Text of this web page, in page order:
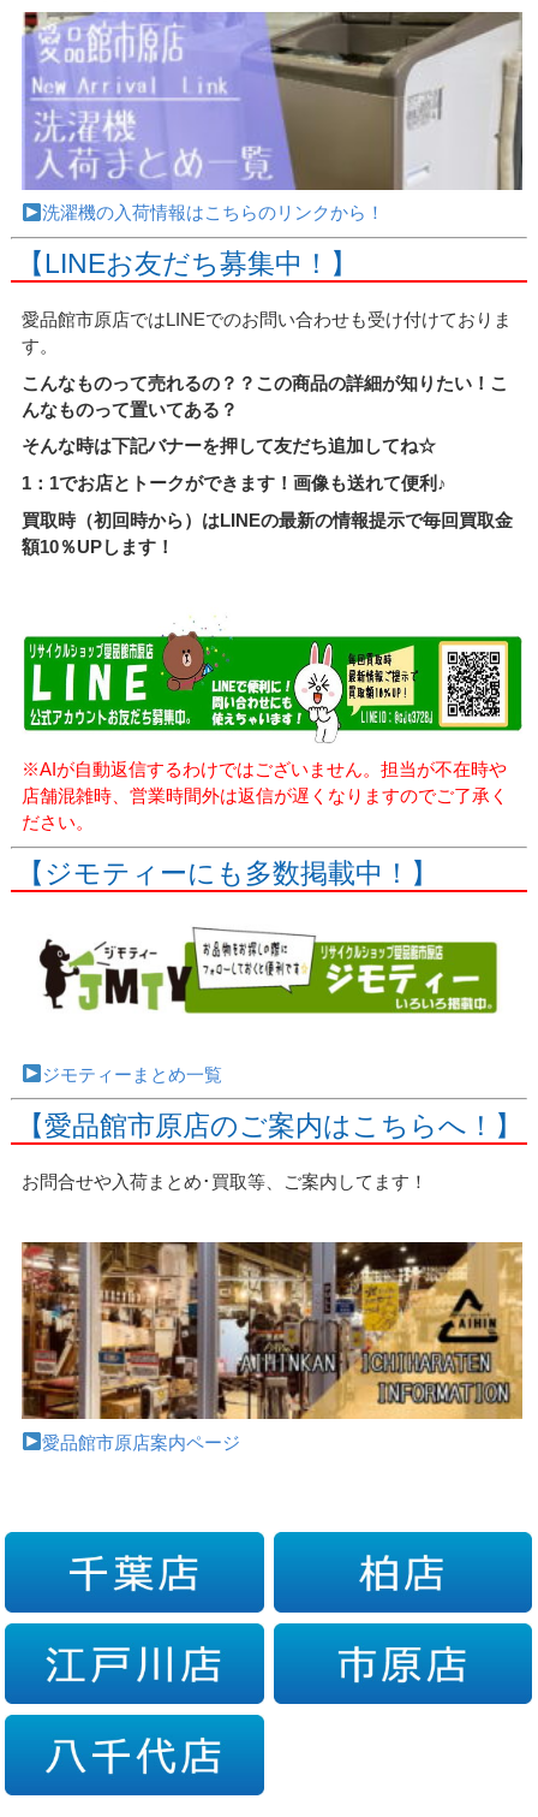
洗濯機の入荷情報はこちらのリンクから！
【LINEお友だち募集中！】
愛品館市原店ではLINEでのお問い合わせも受け付けておりま
す。
こんなものって売れるの？？この商品の詳細が知りたい！こ
んなものって置いてある？
そんな時は下記バナーを押して友だち追加してね☆
1：1でお店とトークができます！画像も送れて便利♪
買取時（初回時から）はLINEの最新の情報提示で毎回買取金
額10％UPします！
※AIが自動返信するわけではございません。担当が不在時や
店舗混雑時、営業時間外は返信が遅くなりますのでご了承く
ださい。
【ジモティーにも多数掲載中！】
ジモティーまとめ一覧
【愛品館市原店のご案内はこちらへ！】
お問合せや入荷まとめ･買取等、ご案内してます！
愛品館市原店案内ページ